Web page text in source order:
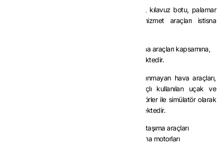
Ayrıca, tarak gemisi, yangın söndürme gemisi, kılavuz botu, palamar
botu, petrol toplama gemisi gibi deniz hizmet araçları istisna
Yük ve/veya yolcu taşımaya elverişli hava taşıma araçları kapsamına,
uçak, helikopter ile bunların ana motorları girmektedir.
Kokpit haricinde yolcu taşıma kapasitesi bulunmayan hava araçları,
eğitim, ilaçlama ve yangın söndürme amaçlı kullanılan uçak ve
helikopterler, motorlu paraşütler, balonlar, planörler ile simülatör olarak
adlandırılan cihazlar istisna kapsamına girmemektedir.
Yük ve/veya yolcu taşımaya elverişli demiryolu taşıma araçları
kapsamına, tren, lokomotif, vagon ile bunların ana motorları